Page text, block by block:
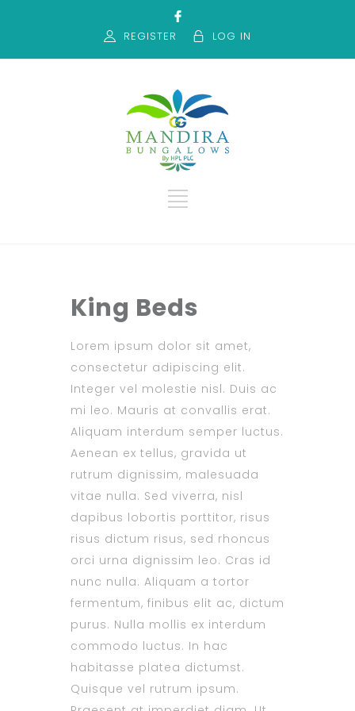
LOG IN
REGISTER
King Beds
Lorem ipsum dolor sit amet,
consectetur adipiscing elit.
Integer vel molestie nisl. Duis ac
mi leo. Mauris at convallis erat.
Aliquam interdum semper luctus.
Aenean ex tellus, gravida ut
rutrum dignissim, malesuada
vitae nulla. Sed viverra, nisl
dapibus lobortis porttitor, risus
risus dictum risus, sed rhoncus
orci urna dignissim leo. Cras id
nunc nulla. Aliquam a tortor
fermentum, finibus elit ac, dictum
purus. Nulla mollis ex interdum
commodo luctus. In hac
habitasse platea dictumst.
Quisque vel rutrum ipsum.